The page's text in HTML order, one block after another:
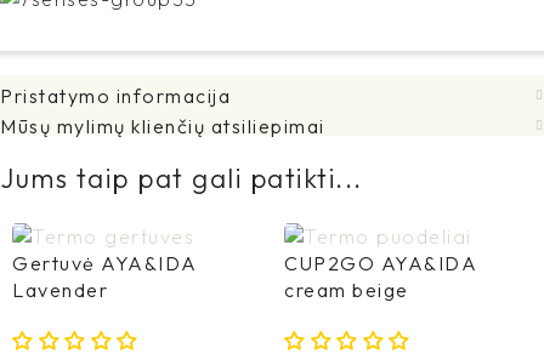
Pristatymo informacija
Mūsų mylimų klienčių atsiliepimai
Jums taip pat gali patikti...
Gertuvė AYA&IDA
Lavender
CUP2GO AYA&IDA
cream beige